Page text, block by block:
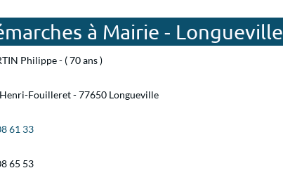
à Mairie - Longueville
Philippe - ( 70 ans )
Fouilleret - 77650 Longueville
61 33
65 53